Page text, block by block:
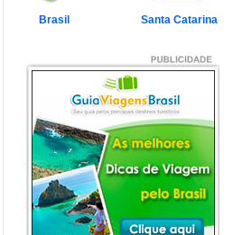
em Florianópolis
Florianópolis é um dos destinos mais
desejados dos último...
Veja mais...
Garopaba e Região com
Crianças
Garopaba é um município de Santa
Catarina a 80 quilômetro...
Veja mais...
Brasil Santa Catarina